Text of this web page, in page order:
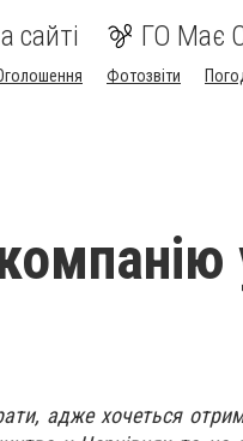
сайті ГО Має
Фотозвіти
адже хочеться